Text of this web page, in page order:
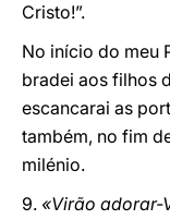
Cristo!”.
No início do meu
bradei aos filhos
escancarai as
também, no fim
milénio.
9. «Virão adorar-